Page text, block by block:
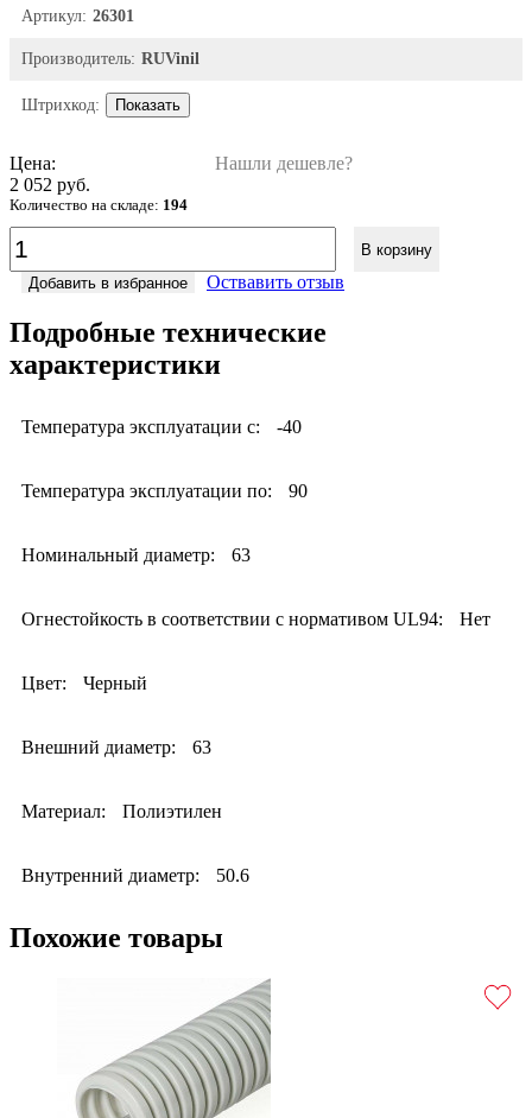
Артикул: 26301
Производитель: RUVinil
Штрихкод: Показать
Цена:
Нашли дешевле?
2 052 руб.
Количество на складе: 194
В корзину
Добавить в избранное
Оствавить отзыв
Подробные технические
характеристики
Температура эксплуатации с: -40
Температура эксплуатации по: 90
Номинальный диаметр: 63
Огнестойкость в соответствии с нормативом UL94: Нет
Цвет: Черный
Внешний диаметр: 63
Материал: Полиэтилен
Внутренний диаметр: 50.6
Похожие товары